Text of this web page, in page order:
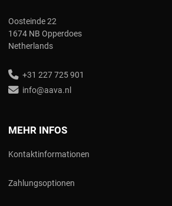
Oosteinde 22
1674 NB Opperdoes
Netherlands
+31 227 725 901
info@aava.nl
MEHR INFOS
Kontaktinformationen
Zahlungsoptionen